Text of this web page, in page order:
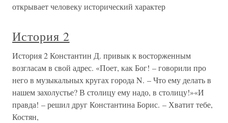
открывает человеку исторический характер
История 2
История 2 Константин Д. привык к восторженным
возгласам в свой адрес. «Поет, как Бог! – говорили про
него в музыкальных кругах города N. – Что ему делать в
нашем захолустье? В столицу ему надо, в столицу!»«И
правда! – решил друг Константина Борис. – Хватит тебе,
Костян,